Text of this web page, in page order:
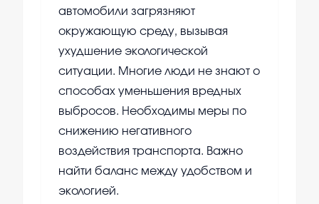
автомобили загрязняют
окружающую среду, вызывая
ухудшение экологической
ситуации. Многие люди не знают о
способах уменьшения вредных
выбросов. Необходимы меры по
снижению негативного
воздействия транспорта. Важно
найти баланс между удобством и
экологией.